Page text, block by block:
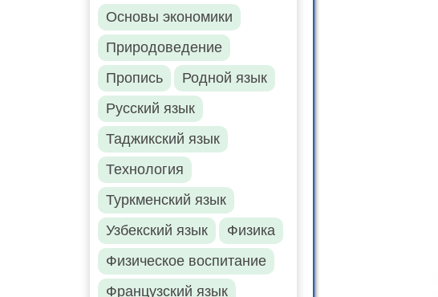
Основы экономики
Природоведение
Пропись
Родной язык
Русский язык
Таджикский язык
Технология
Туркменский язык
Узбекский язык
Физика
Физическое воспитание
Французский язык